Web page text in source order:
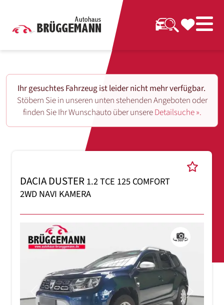
Ihr gesuchtes Fahrzeug ist leider nicht mehr verfügbar.
Stöbern Sie in unseren unten stehenden Angeboten oder
finden Sie Ihr Wunschauto über unsereDetailsuche ».
DACIA DUSTER1.2 TCE 125 COMFORT
2WD NAVI KAMERA
Previous Next